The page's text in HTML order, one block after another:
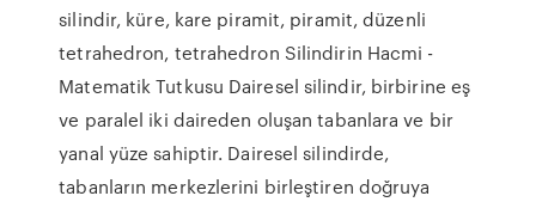
silindir, küre, kare piramit, piramit, düzenli
tetrahedron, tetrahedron Silindirin Hacmi -
Matematik Tutkusu Dairesel silindir, birbirine eş
ve paralel iki daireden oluşan tabanlara ve bir
yanal yüze sahiptir. Dairesel silindirde,
tabanların merkezlerini birleştiren doğruya